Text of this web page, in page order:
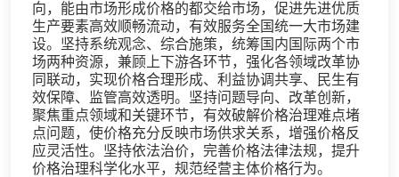
向，能由市场形成价格的都交给市场，促进先进优质
生产要素高效顺畅流动，有效服务全国统一大市场建
设。坚持系统观念、综合施策，统筹国内国际两个市
场两种资源，兼顾上下游各环节，强化各领域改革协
同联动，实现价格合理形成、利益协调共享、民生有
效保障、监管高效透明。坚持问题导向、改革创新，
聚焦重点领域和关键环节，有效破解价格治理难点堵
点问题，使价格充分反映市场供求关系，增强价格反
应灵活性。坚持依法治价，完善价格法律法规，提升
价格治理科学化水平，规范经营主体价格行为。